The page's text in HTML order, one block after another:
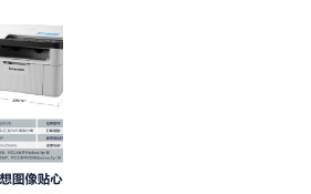
服務
選擇